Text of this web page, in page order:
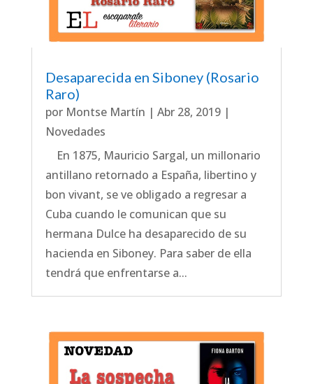
Desaparecida en Siboney (Rosario
Raro)
por Montse Martín | Abr 28, 2019|
Novedades
En 1875, Mauricio Sargal, un millonario
antillano retornado a España, libertino y
bon vivant, se ve obligado a regresar a
Cuba cuando le comunican que su
hermana Dulce ha desaparecido de su
hacienda en Siboney. Para saber de ella
tendrá que enfrentarse a...